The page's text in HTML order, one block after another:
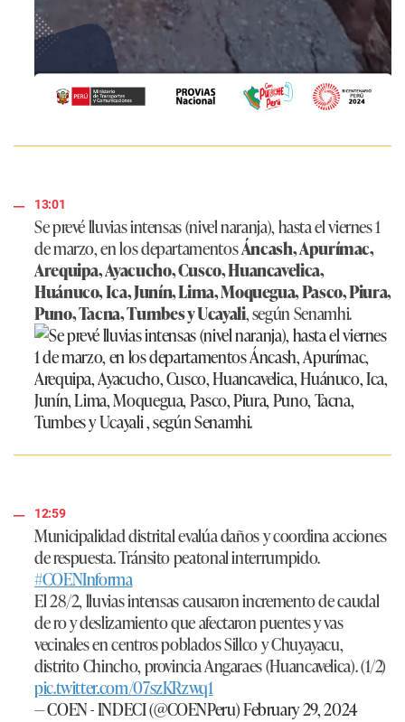
13:01
Se prevé lluvias intensas (nivel naranja), hasta el viernes 1
de marzo, en los departamentosÁncash, Apurímac,
Arequipa, Ayacucho, Cusco, Huancavelica,
Huánuco, Ica, Junín, Lima, Moquegua, Pasco, Piura,
Puno, Tacna, Tumbes y Ucayali, según Senamhi.
12:59
Municipalidad distrital evalúa daños y coordina acciones
de respuesta. Tránsito peatonal interrumpido.
#COENInforma
El 28/2, lluvias intensas causaron incremento de caudal
de ro y deslizamiento que afectaron puentes y vas
vecinales en centros poblados Sillco y Chuyayacu,
distrito Chincho, provincia Angaraes (Huancavelica). (1/2)
pic.twitter.com/07szKRzwq1
— COEN - INDECI (@COENPeru)February 29, 2024